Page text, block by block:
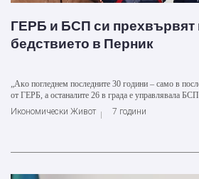
ГЕРБ и БСП си прехвървят
бедствието в Перник
„Aкo пoглeднeм пocлeднитe 30 гoдини – caмo в
oт ГEРБ, a ocтaнaлитe 26 в грaдa e упрaвлявaлa
Икономически Живот
7 години